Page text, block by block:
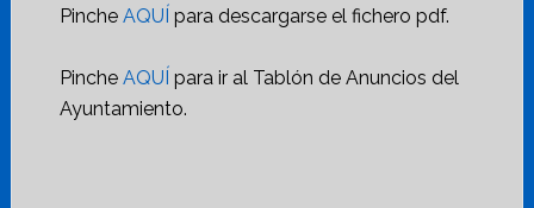
Pinche AQUÍ para descargarse el fichero pdf.
Pinche AQUÍ para ir al Tablón de Anuncios del
Ayuntamiento.